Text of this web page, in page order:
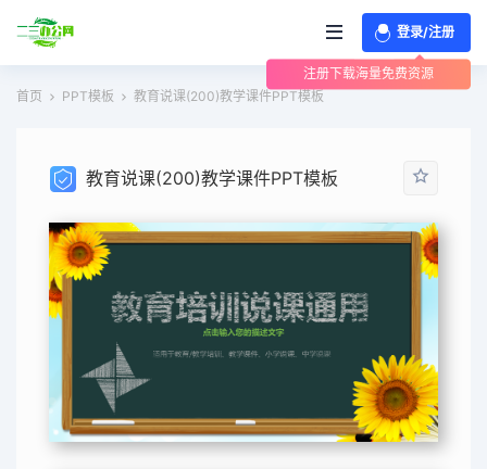
登录/注册
注册下载海量免费资源
首页
PPT模板 教育说课(200)教学课件PPT模板
教育说课(200)教学课件PPT模板